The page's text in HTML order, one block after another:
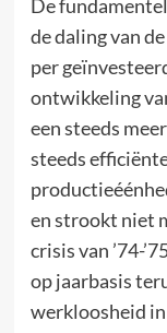
De
de daling van
per
ontwikkeling
een steeds
steeds
en strookt niet
crisis van ’74-
op jaarbasis
werkloosheid